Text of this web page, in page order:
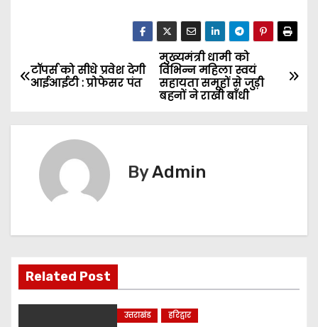
P
o
s
v
g
मुख्यमंत्री धामी को
विभिन्न महिला स्वयं
सहायता समूहों से जुड़ी
बहनों ने राखी बाँधी
टॉपर्स को सीधे प्रवेश देगी
आईआईटी : प्रोफेसर पंत
ByAdmin
Related Post
उत्तराखंड हरिद्वार